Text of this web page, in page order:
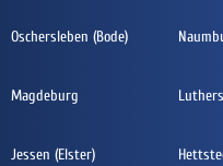
Oschersleben (Bode)
Magdeburg
Jessen (Elster)